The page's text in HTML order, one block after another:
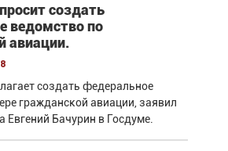
создать
ведомство по
авиации.
создать федеральное
гражданской авиации, заявил
Евгений Бачурин в Госдуме.